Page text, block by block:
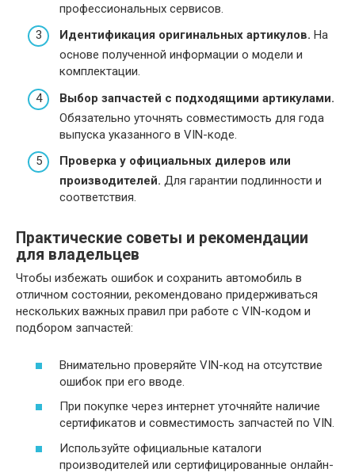
профессиональных сервисов.
Идентификация оригинальных артикулов. На
основе полученной информации о модели и
комплектации.
Выбор запчастей с подходящими артикулами.
Обязательно уточнять совместимость для года
выпуска указанного в VIN-коде.
Проверка у официальных дилеров или
производителей. Для гарантии подлинности и
соответствия.
Практические советы и рекомендации
для владельцев
Чтобы избежать ошибок и сохранить автомобиль в
отличном состоянии, рекомендовано придерживаться
нескольких важных правил при работе с VIN-кодом и
подбором запчастей:
Внимательно проверяйте VIN-код на отсутствие
ошибок при его вводе.
При покупке через интернет уточняйте наличие
сертификатов и совместимость запчастей по VIN.
Используйте официальные каталоги
производителей или сертифицированные онлайн-